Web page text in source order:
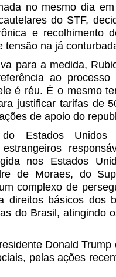
no mesmo dia
do STF,
e recolhimento
tensão na já
para a medida,
ao
é réu. É o mesmo
justificar tarifas de
de apoio do
Estados
estrangeiros
nos Estados
de Moraes, do
complexo de
direitos básicos dos
do Brasil, atingindo
Donald
pelas ações